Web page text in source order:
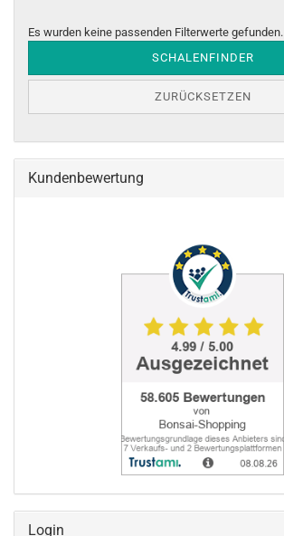
Es wurden keine passenden Filterwerte gefunden.
SCHALENFINDER
ZURÜCKSETZEN
Kundenbewertung
Login